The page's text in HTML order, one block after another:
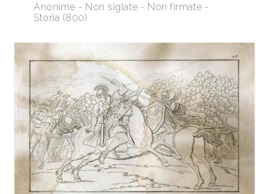
Anonime - Non siglate - Non firmate -
Storia (800)